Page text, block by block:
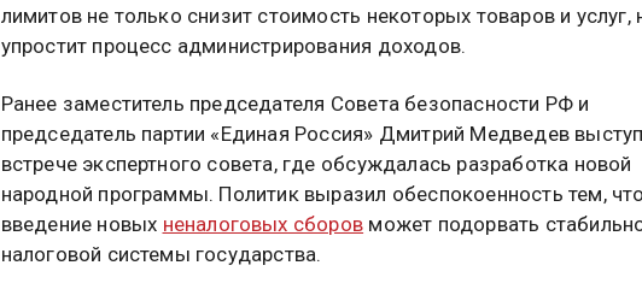
лимитов не только снизит стоимость некоторых товаров и услуг,
упростит процесс администрирования доходов.
Ранее заместитель председателя Совета безопасности РФ и
председатель партии «Единая Россия» Дмитрий Медведев
встрече экспертного совета, где обсуждалась разработка новой
народной программы. Политик выразил обеспокоенность тем,
введение новых неналоговых сборов может подорвать
налоговой системы государства.